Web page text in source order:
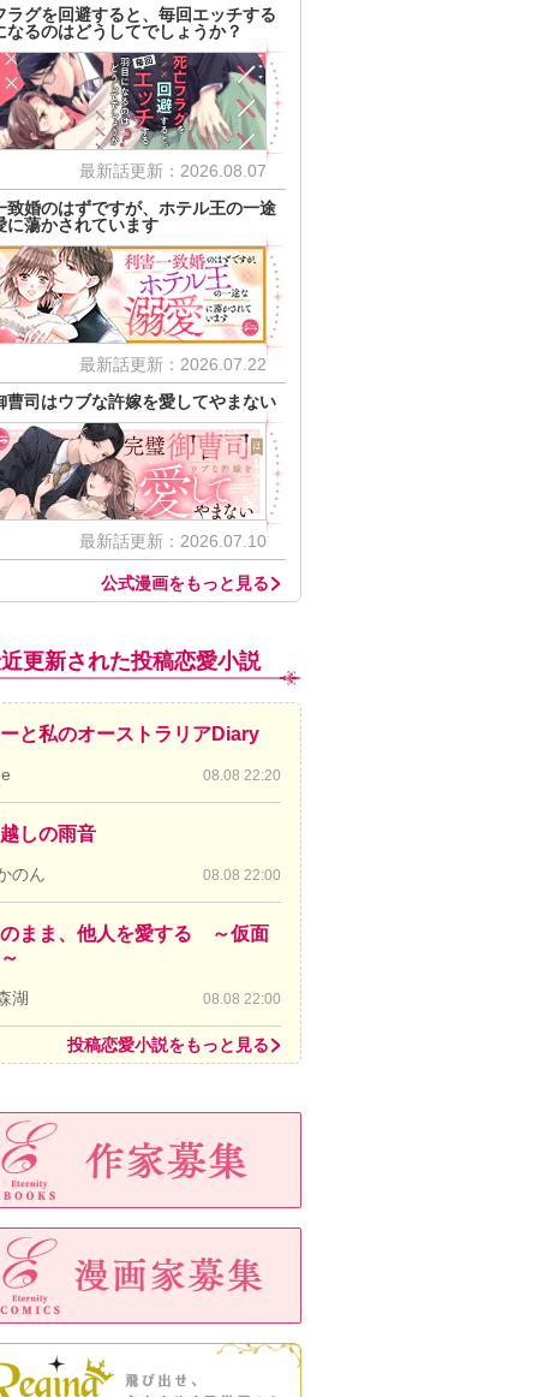
ラグを回避すると、毎回エッチする
なるのはどうしてでしょうか？
最新話更新：2026.08.07
致婚のはずですが、ホテル王の一途
に蕩かされています
最新話更新：2026.07.22
曹司はウブな許嫁を愛してやまない
最新話更新：2026.07.10
公式漫画をもっと見る
更新された投稿恋愛小説
と私のオーストラリアDiary
08.08 22:20
しの雨音
のん 08.08 22:00
まま、他人を愛する ～仮面
湖 08.08 22:00
投稿恋愛小説をもっと見る